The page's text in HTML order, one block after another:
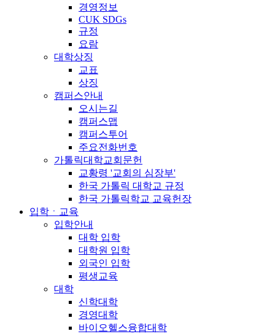
경영정보
CUK SDGs
규정
요람
대학상징
교표
상징
캠퍼스안내
오시는길
캠퍼스맵
캠퍼스투어
주요전화번호
가톨릭대학교회문헌
교황령 '교회의 심장부'
한국 가톨릭 대학교 규정
한국 가톨릭학교 교육헌장
입학ㆍ교육
입학안내
대학 입학
대학원 입학
외국인 입학
평생교육
대학
신학대학
경영대학
바이오헬스융합대학